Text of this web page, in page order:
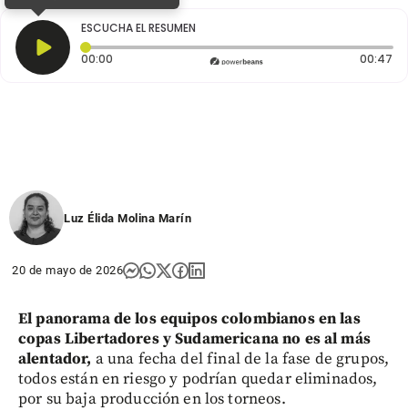
ESCUCHA EL RESUMEN
00:00 Tiempo transcurrido: 0 segundos 00:47
Luz Élida Molina Marín
20 de mayo de 2026
El panorama de los equipos colombianos en las
copas Libertadores y Sudamericana no es al más
alentador, a una fecha del final de la fase de grupos,
todos están en riesgo y podrían quedar eliminados,
por su baja producción en los torneos.